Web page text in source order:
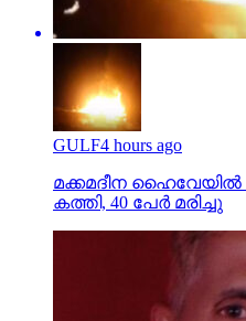
GULF4 hours ago
മക്കമദീന ഹൈവേയില്‍
കത്തി, 40 പേര്‍ മരിച്ചു